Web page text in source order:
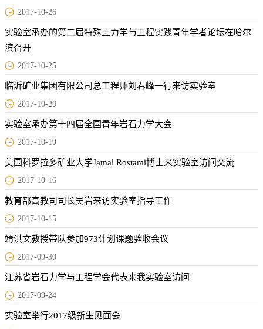
2017-10-26
实验室承办的第二届特殊土力学与工程实践青年学者论坛在哈尔
滨召开
2017-10-25
临沂矿业集团有限公司总工程师刘春峰一行来访实验室
2017-10-20
实验室承办第十四届全国青年岩石力学大会
2017-10-19
美国科罗拉多矿业大学Jamal Rostami博士来实验室访问交流
2017-10-16
教育部高教司司长吴岩来访实验室指导工作
2017-10-15
靖洪文教授带队参加973计划课题验收会议
2017-09-30
江苏省岩石力学与工程学会代表来我实验室访问
2017-09-24
实验室举行2017级新生见面会